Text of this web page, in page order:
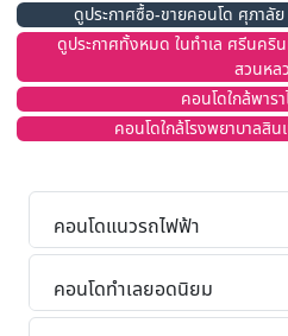
ดูประกาศซื้อ-ขายคอนโด ศุภา
ดูประกาศทั้งหมด ในทำเล ศรีนค
สวนหล
คอนโดใกล้พาร
คอนโดใกล้โรงพยาบาล
คอนโดแนวรถไฟฟ้า
คอนโดทำเลยอดนิยม